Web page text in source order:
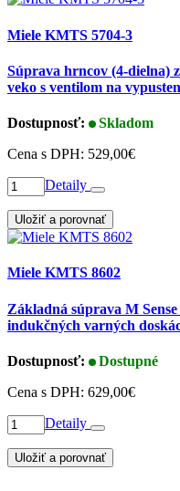
Miele KMTS 5704-3
Súprava hrncov (4-dielna)
veko s ventilom na
Dostupnosť:
Skladom
Cena s DPH: 529,00€
Detaily
Uložiť a porovnať
Miele KMTS 8602
Základná súprava M
indukčných varných
Dostupnosť:
Dostupné
Cena s DPH: 629,00€
Detaily
Uložiť a porovnať